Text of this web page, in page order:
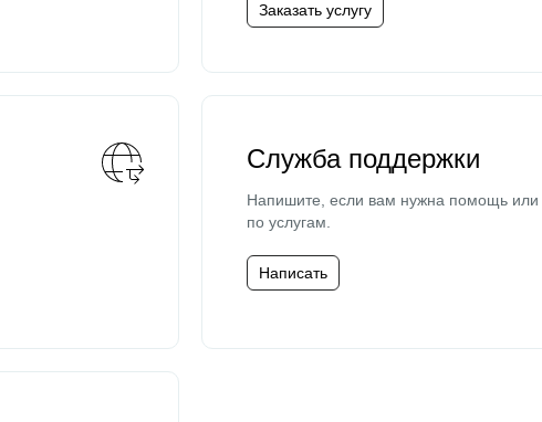
Заказать услугу
Служба поддержки
Напишите, если вам нужна помощь или
по услугам.
Написать